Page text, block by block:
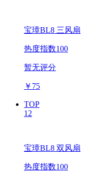
宝璋BL8 三风扇
热度指数100
暂无评分
￥ 75
TOP
12
宝璋BL8 双风扇
热度指数100